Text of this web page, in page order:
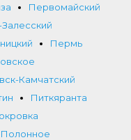
Первомайский
Пермь
Камчатский
Питкяранта
Полонное